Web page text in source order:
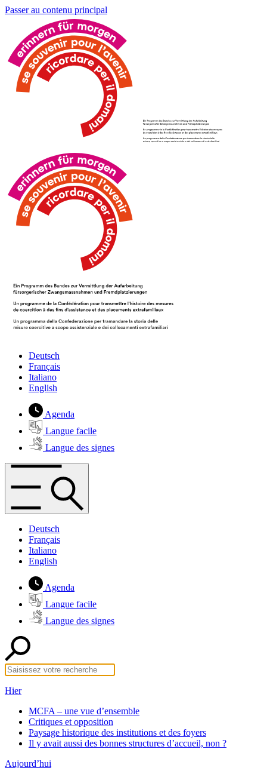
Passer au contenu principal
Deutsch
Français
Italiano
English
Agenda
Langue facile
Langue des signes
Deutsch
Français
Italiano
English
Agenda
Langue facile
Langue des signes
Hier
MCFA – une vue d’ensemble
Critiques et opposition
Paysage historique des institutions et des foyers
Il y avait aussi des bonnes structures d’accueil, non ?
Aujourd’hui